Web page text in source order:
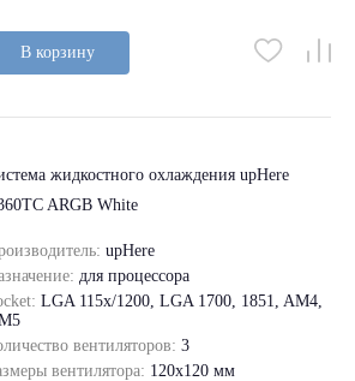
В корзину
жидкостного охлаждения upHere
ARGB White
upHere
для процессора
LGA 115x/1200, LGA 1700, 1851, AM4,
вентиляторов: 3
вентилятора: 120x120 мм